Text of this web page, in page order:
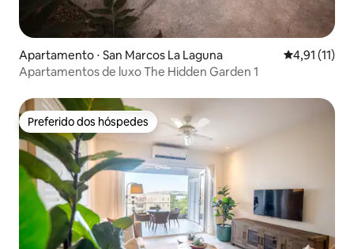
Apartamento ⋅ San Marcos La Laguna 4,91 de uma
4,91 (11)
Apartamentos de luxo The Hidden Garden 1
Preferido dos hóspedes
Preferido dos hóspedes